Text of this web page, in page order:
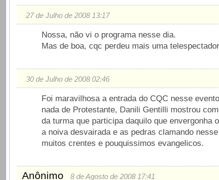
27 de Julho de 2008 13:17
Nossa, não vi o programa nesse dia.
Mas de boa, cqc perdeu mais uma
30 de Julho de 2008 02:46
Foi maravilhosa a entrada do CQC nesse
nada de Protestante, Danili Gentilli mostrou
da turma que participa daquilo que envergonha
a noiva desvairada e as pedras clamando
muitos crentes e pouquissimos evangelicos.
Anônimo 8 de Agosto de 2008 17:41